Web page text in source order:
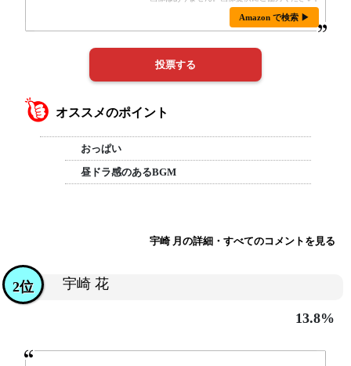
Amazon で検索 ▶
オススメのポイント
おっぱい
昼ドラ感のあるBGM
宇崎 月の詳細・すべてのコメントを見る
宇崎 花
2位
13.8%